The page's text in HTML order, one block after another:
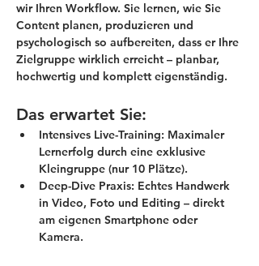
wir Ihren Workflow. Sie lernen, wie Sie
Content planen, produzieren und
psychologisch so aufbereiten, dass er Ihre
Zielgruppe wirklich erreicht – planbar,
hochwertig und komplett eigenständig.
Das erwartet Sie:
Intensives Live-Training: Maximaler
Lernerfolg durch eine exklusive
Kleingruppe (nur 10 Plätze).
Deep-Dive Praxis: Echtes Handwerk
in Video, Foto und Editing – direkt
am eigenen Smartphone oder
Kamera.